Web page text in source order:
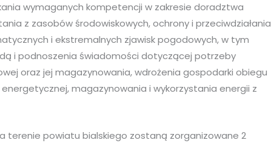
wymaganych kompetencji w zakresie doradztwa
z zasobów środowiskowych, ochrony i przeciwdziałania
i ekstremalnych zjawisk pogodowych, w tym
i podnoszenia świadomości dotyczącej potrzeby
oraz jej magazynowania, wdrożenia gospodarki obiegu
magazynowania i wykorzystania energii z
terenie powiatu bialskiego zostaną zorganizowane 2